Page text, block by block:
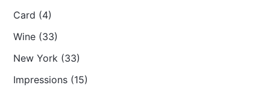
Card (4)
Wine (33)
New York (33)
Impressions (15)